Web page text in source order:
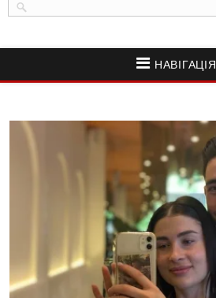
НАВІГАЦІЯ